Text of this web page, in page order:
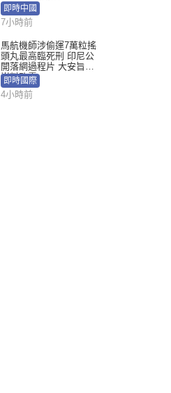
即時中國
7小時前
馬航機師涉偷運7萬粒搖
頭丸最高臨死刑 印尼公
開落網過程片 大安旨意
豈料敗露
即時國際
4小時前